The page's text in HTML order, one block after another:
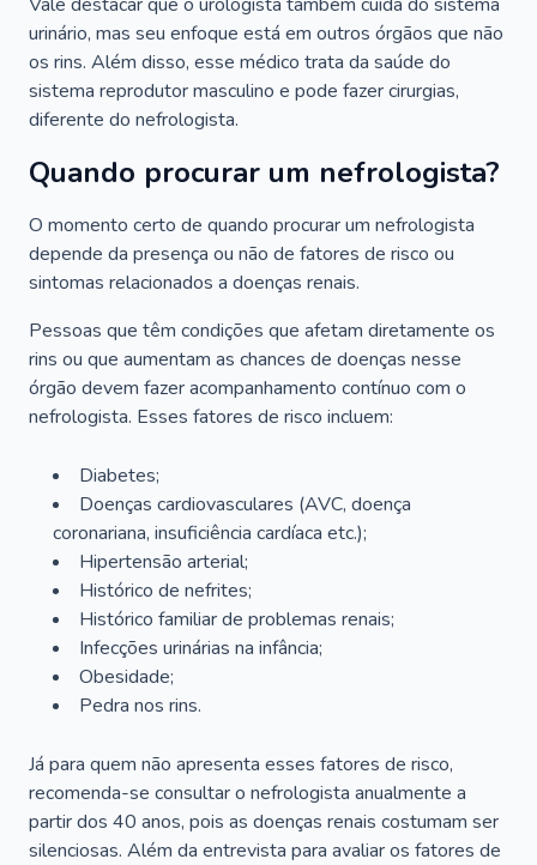
urinário, mas seu enfoque está em outros órgãos que não
os rins. Além disso, esse médico trata da saúde do
sistema reprodutor masculino e pode fazer cirurgias,
diferente do nefrologista.
Quando procurar um nefrologista?
O momento certo de quando procurar um nefrologista
depende da presença ou não de fatores de risco ou
sintomas relacionados a doenças renais.
Pessoas que têm condições que afetam diretamente os
rins ou que aumentam as chances de doenças nesse
órgão devem fazer acompanhamento contínuo com o
nefrologista. Esses fatores de risco incluem:
Diabetes;
Doenças cardiovasculares (AVC, doença
coronariana, insuficiência cardíaca etc.);
Hipertensão arterial;
Histórico de nefrites;
Histórico familiar de problemas renais;
Infecções urinárias na infância;
Obesidade;
Pedra nos rins.
Já para quem não apresenta esses fatores de risco,
recomenda-se consultar o nefrologista anualmente a
partir dos 40 anos, pois as doenças renais costumam ser
silenciosas. Além da entrevista para avaliar os fatores de